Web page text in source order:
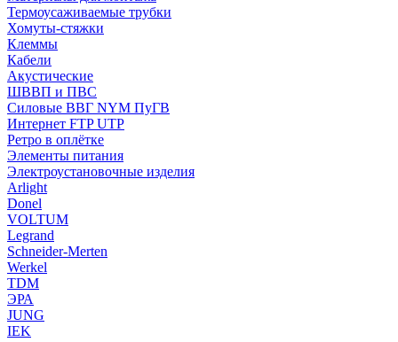
Термоусаживаемые трубки
Хомуты-стяжки
Клеммы
Кабели
Акустические
ШВВП и ПВС
Силовые ВВГ NYM ПуГВ
Интернет FTP UTP
Ретро в оплётке
Элементы питания
Электроустановочные изделия
Arlight
Donel
VOLTUM
Legrand
Schneider-Merten
Werkel
TDM
ЭРА
JUNG
IEK